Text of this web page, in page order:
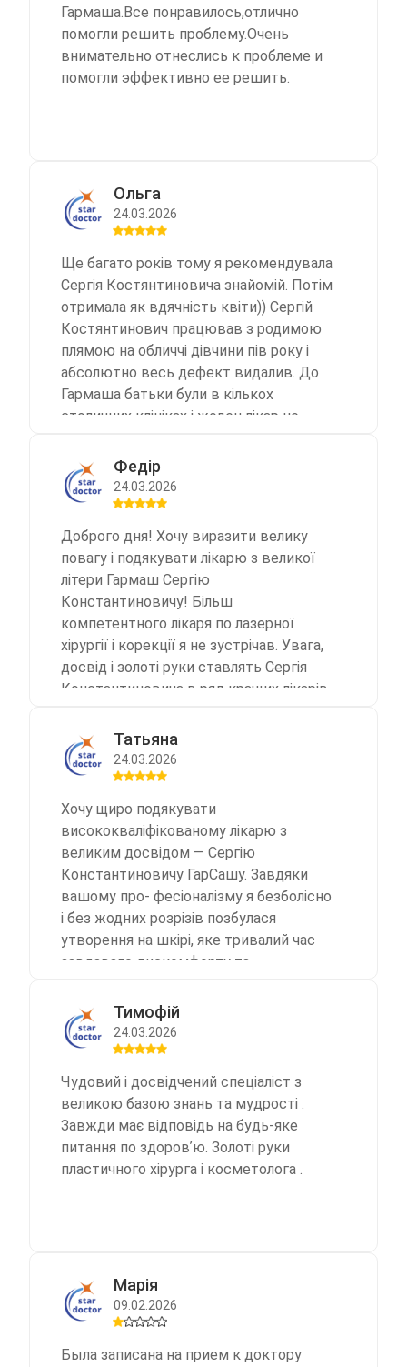
грамотного специалиста и врача с
«лёгкой рукой»!
Гармаша.Все понравилось,отлично
помогли решить проблему.Очень
внимательно отнеслись к проблеме и
помогли эффективно ее решить.
Ольга
24.03.2026
Ще багато років тому я рекомендувала
Сергія Костянтиновича знайомій. Потім
отримала як вдячність квіти)) Сергій
Костянтинович працював з родимою
плямою на обличчі дівчини пів року і
абсолютно весь дефект видалив. До
Гармаша батьки були в кількох
столичних клініках і жоден лікар не
Костянтинович - лікар, якому можна
довірити найскладнішу роботу.
Федір
24.03.2026
Доброго дня! Хочу виразити велику
повагу і подякувати лікарю з великої
літери Гармаш Сергію
Константиновичу! Більш
компетентного лікаря по лазерної
хірургії і корекції я не зустрічав. Увага,
досвід і золоті руки ставлять Сергія
Константиновича в ряд кращих лікарів
яку ви зробили для мене і багатьох
ваших поцієнтів!
Татьяна
24.03.2026
Хочу щиро подякувати
висококваліфікованому лікарю з
великим досвідом — Сергію
Константиновичу ГарСашу. Завдяки
вашому про- фесіоналізму я безболісно
і без жодних розрізів позбулася
утворення на шкірі, яке тривалий час
завдавало дискомфорту та
справжнє диво — без скальпеля і швів
моя рука знову виглядає як нова! Щиро
рекомендую цей сучасний метод
проблеми.Звертайтеся до Сер- гія
Константиновича в клініку
«Стардоктор» — результат перевер-
шує очікування!
Тимофій
24.03.2026
Чудовий і досвідчений спеціаліст з
великою базою знань та мудрості .
Завжди має відповідь на будь-яке
питання по здоровʼю. Золоті руки
пластичного хірурга і косметолога .
Марія
09.02.2026
Была записана на прием к доктору